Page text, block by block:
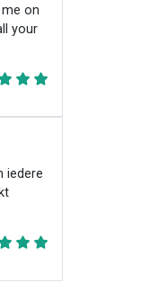
on
your
iedere